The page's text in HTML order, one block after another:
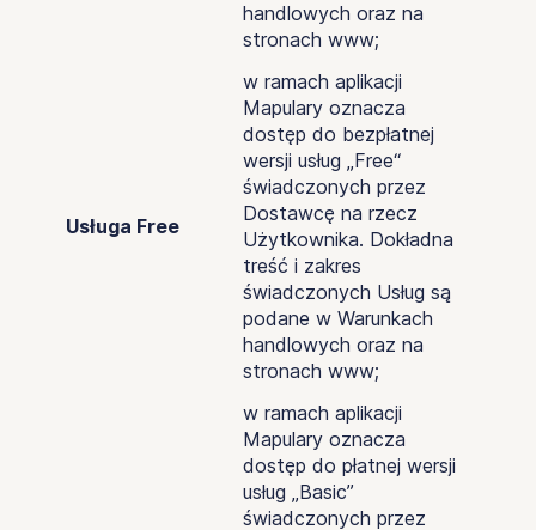
handlowych oraz na
stronach www;
Usługa Free
w ramach aplikacji
Mapulary oznacza
dostęp do bezpłatnej
wersji usług „Free“
świadczonych przez
Dostawcę na rzecz
Użytkownika. Dokładna
treść i zakres
świadczonych Usług są
podane w Warunkach
handlowych oraz na
stronach www;
w ramach aplikacji
Mapulary oznacza
dostęp do płatnej wersji
usług „Basic”
świadczonych przez